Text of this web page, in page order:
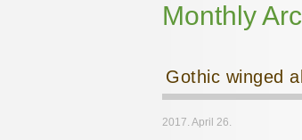
Monthly
Gothic winged
2017. April 26.